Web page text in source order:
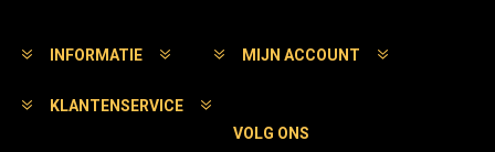
INFORMATIE MIJN ACCOUNT
KLANTENSERVICE
VOLG ONS